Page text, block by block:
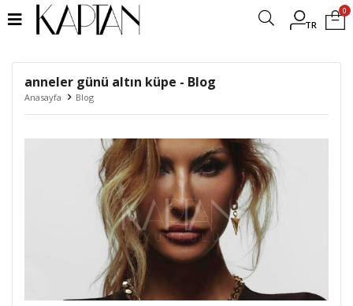
TR
0
anneler günü altın küpe - Blog
Anasayfa Blog